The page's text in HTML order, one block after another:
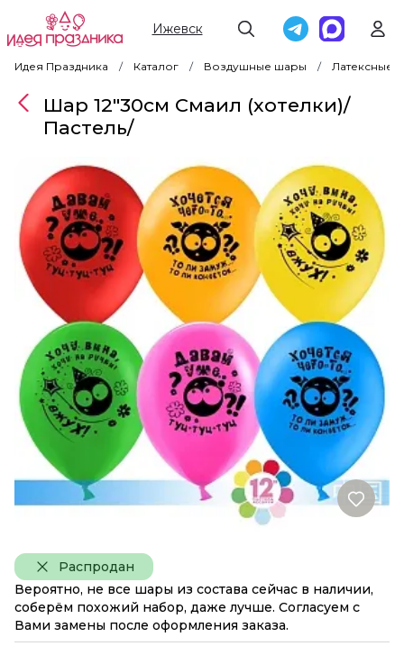
Ижевск
Идея Праздника Каталог Воздушные шары Латексные
Распродан
Вероятно, не все шары из состава сейчас в наличии,
соберём похожий набор, даже лучше. Согласуем с
Вами замены после оформления заказа.
Шар 12"30см Смаил (хотелки)/
Пастель/